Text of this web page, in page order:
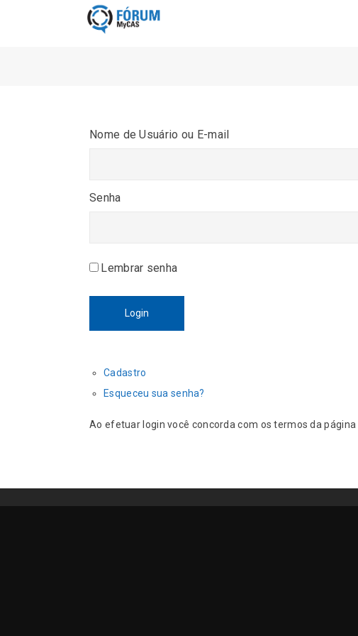
Nome de Usuário ou E-mail
Senha
Lembrar senha
Login
Cadastro
Esqueceu sua senha?
Ao efetuar login você concorda com os termos da página